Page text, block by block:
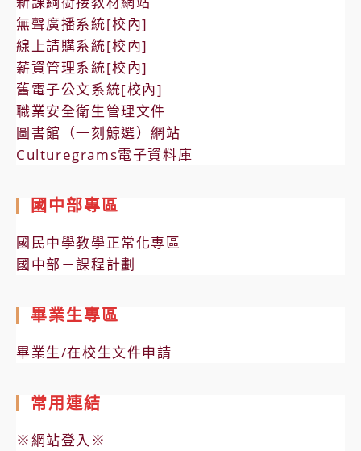
無聲廣播系統[校內]
線上請購系統[校內]
薪資管理系統[校內]
舊電子公文系統[校內]
職業安全衛生管理文件
圖書館（一刻鯨選）網站
Culturegrams電子資料庫
國中部專區
國民中學教學正常化專區
國中部－課程計劃
畢業生專區
畢業生/在校生文件申請
常用連結
※網站登入※